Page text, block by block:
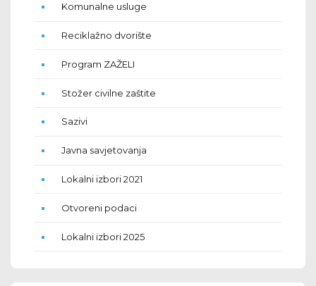
Komunalne usluge
Reciklažno dvorište
Program ZAŽELI
Stožer civilne zaštite
Sazivi
Javna savjetovanja
Lokalni izbori 2021
Otvoreni podaci
Lokalni izbori 2025